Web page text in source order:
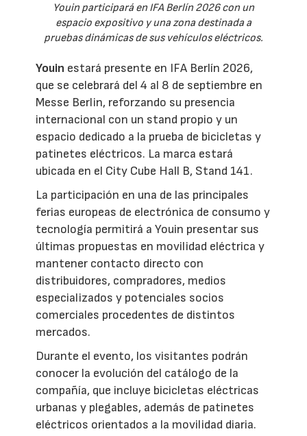
Youin participará en IFA Berlín 2026 con un
espacio expositivo y una zona destinada a
pruebas dinámicas de sus vehículos eléctricos.
Youin estará presente en IFA Berlín 2026,
que se celebrará del 4 al 8 de septiembre en
Messe Berlin, reforzando su presencia
internacional con un stand propio y un
espacio dedicado a la prueba de bicicletas y
patinetes eléctricos. La marca estará
ubicada en el City Cube Hall B, Stand 141.
La participación en una de las principales
ferias europeas de electrónica de consumo y
tecnología permitirá a Youin presentar sus
últimas propuestas en movilidad eléctrica y
mantener contacto directo con
distribuidores, compradores, medios
especializados y potenciales socios
comerciales procedentes de distintos
mercados.
Durante el evento, los visitantes podrán
conocer la evolución del catálogo de la
compañía, que incluye bicicletas eléctricas
urbanas y plegables, además de patinetes
eléctricos orientados a la movilidad diaria.